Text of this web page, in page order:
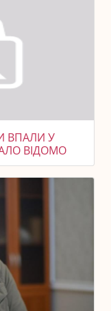
ВПАЛИ У
ВІДОМО